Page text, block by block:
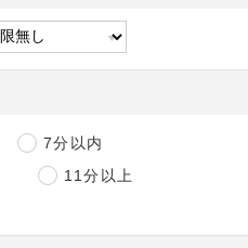
7分以内
11分以上